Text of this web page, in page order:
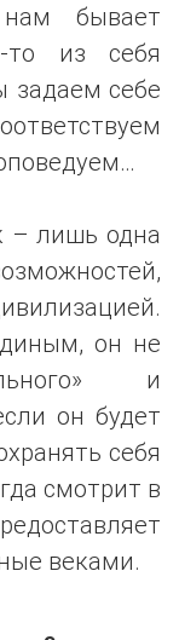
бывает
то из себя
задаем себе
– лишь одна
он не
и
он будет
себя
смотрит в
веками.